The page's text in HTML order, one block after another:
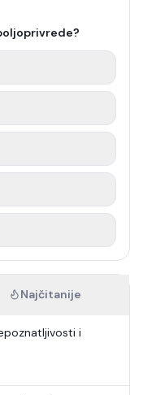
Najčitanije
i